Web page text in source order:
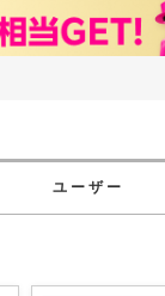
ユーザー